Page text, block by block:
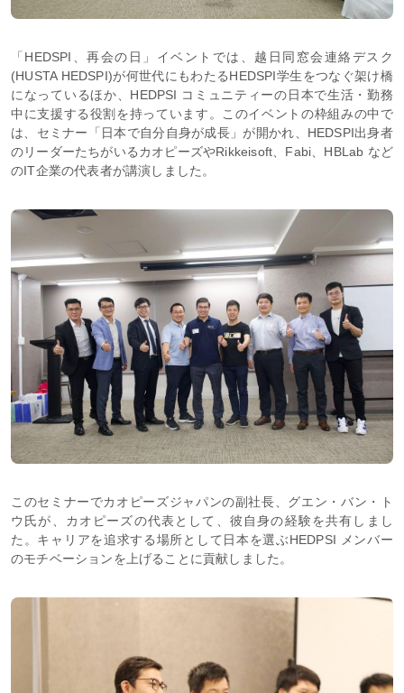
「HEDSPI、再会の日」イベントでは、越日同窓会連絡デスク
(HUSTA HEDSPI)が何世代にもわたるHEDSPI学生をつなぐ架け橋
になっているほか、HEDPSI コミュニティーの日本で生活・勤務
中に支援する役割を持っています。このイベントの枠組みの中で
は、セミナー「日本で自分自身が成長」が開かれ、HEDSPI出身者
のリーダーたちがいるカオピーズやRikkeisoft、Fabi、HBLab など
のIT企業の代表者が講演しました。
このセミナーでカオピーズジャパンの副社長、グエン・バン・ト
ウ氏が、カオピーズの代表として、彼自身の経験を共有しまし
た。キャリアを追求する場所として日本を選ぶHEDPSI メンバー
のモチベーションを上げることに貢献しました。